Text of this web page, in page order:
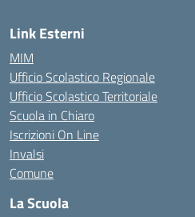
Link Esterni
MIM
Ufficio Scolastico Regionale
Ufficio Scolastico Territoriale
Scuola in Chiaro
Iscrizioni On Line
Invalsi
Comune
La Scuola